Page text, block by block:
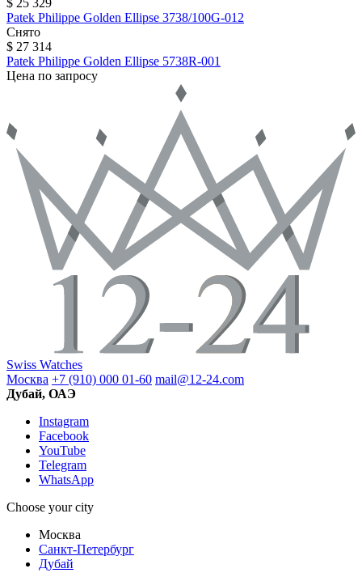
$ 25 329
Patek Philippe Golden Ellipse 3738/100G-012
Снято
$ 27 314
Patek Philippe Golden Ellipse 5738R-001
Цена по запросу
Swiss Watches
Москва +7 (910) 000 01-60 mail@12-24.com
Дубай, ОАЭ
Instagram
Facebook
YouTube
Telegram
WhatsApp
Choose your city
Москва
Санкт-Петербург
Дубай